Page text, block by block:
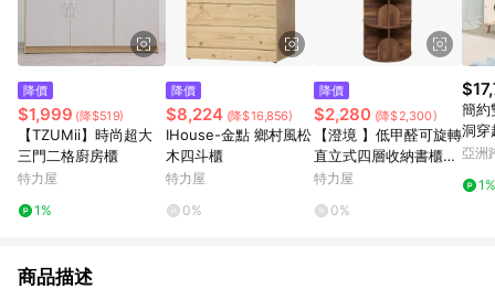
降價
$1,999 (降$519)
【TZUMii】時尚超大
三門二格廚房櫃
特力屋
1%
降價
$8,224 (降$16,856)
IHouse-金點 鄉村風松
木四斗櫃
特力屋
0%
降價
$2,280 (降$2,300)
【澄境 】低甲醛可旋轉
直立式四層收納書櫃集
成木紋
特力屋
0%
簡約
洞穿
亞洲
1%
商品描述